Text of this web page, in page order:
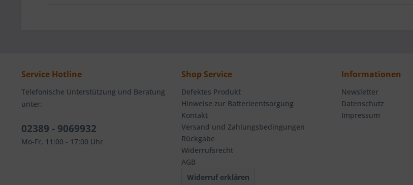
Service Hotline
Telefonische Unterstützung und Beratung
unter:
02389 - 9069932
Mo-Fr, 11:00 - 17:00 Uhr
Shop Service
Defektes Produkt
Hinweise zur Batterieentsorgung
Kontakt
Versand und Zahlungsbedingungen
Rückgabe
Widerrufsrecht
AGB
Widerruf erklären
Informationen
Newsletter
Datenschutz
Impressum